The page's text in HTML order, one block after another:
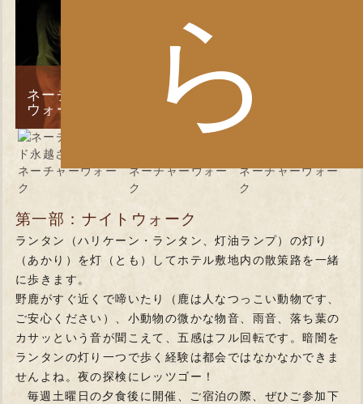
ら
ネーチャーガイド永越さんと行くネーチャー
ウォーク
第一部：ナイトウォーク
ランタン（ハリケーン・ランタン、灯油ランプ）の灯り
（あかり）を灯（とも）してホテル敷地内の散策路を一緒
に歩きます。
野鹿がすぐ近くで啼いたり（鹿は人なつっこい動物です、
ご安心ください）、小動物の微かな物音、雨音、落ち葉の
カサッという音が聞こえて、五感はフル回転です。暗闇を
ランタンの灯り一つで歩く経験は都会ではなかなかできま
せんよね。夜の探検にレッツゴー！
毎週土曜日の夕食後に開催、ご宿泊の際、ぜひご参加下